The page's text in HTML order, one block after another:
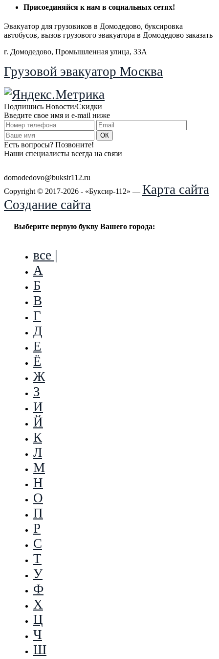
Присоединяйся к нам в социальных сетях!
Эвакуатор для грузовиков в Домодедово, буксировка
автобусов, вызов грузового эвакуатора в Домодедово заказать
г. Домодедово, Промышленная улица, 33А
Грузовой эвакуатор Москва
Подпишись Новости/Скидки
Введите свое имя и e-mail ниже
Есть вопросы? Позвоните!
Наши специалисты всегда на связи
domodedovo@buksir112.ru
Copyright © 2017-2026 - «Буксир-112» — Карта сайта
Создание сайта
Выберите первую букву Вашего города:
все |
А
Б
В
Г
Д
Е
Ё
Ж
З
И
Й
К
Л
М
Н
О
П
Р
С
Т
У
Ф
Х
Ц
Ч
Ш